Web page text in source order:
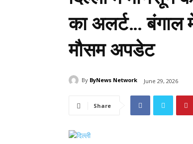
का अलर्ट… बंगाल
मौसम अपडेट
By ByNews Network June 29, 2026
Share